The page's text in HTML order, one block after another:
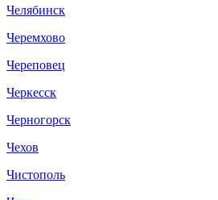
Челябинск
Черемхово
Череповец
Черкесск
Черногорск
Чехов
Чистополь